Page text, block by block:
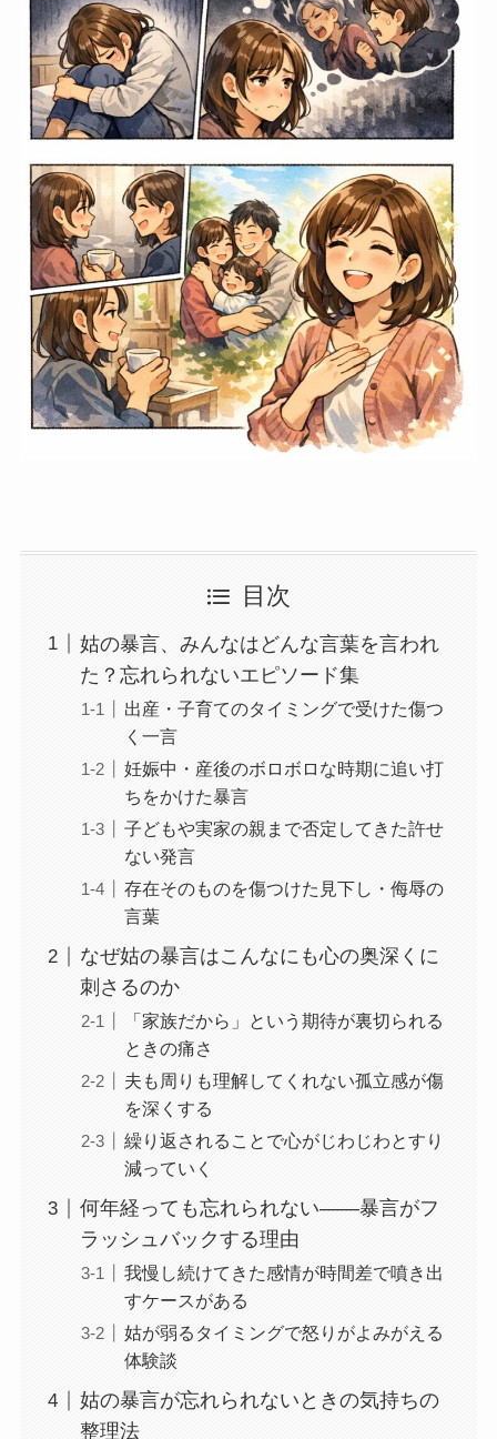
目次
姑の暴言、みんなはどんな言葉を言われ
た？忘れられないエピソード集
出産・子育てのタイミングで受けた傷つ
く一言
妊娠中・産後のボロボロな時期に追い打
ちをかけた暴言
子どもや実家の親まで否定してきた許せ
ない発言
存在そのものを傷つけた見下し・侮辱の
言葉
なぜ姑の暴言はこんなにも心の奥深くに
刺さるのか
「家族だから」という期待が裏切られる
ときの痛さ
夫も周りも理解してくれない孤立感が傷
を深くする
繰り返されることで心がじわじわとすり
減っていく
何年経っても忘れられない——暴言がフ
ラッシュバックする理由
我慢し続けてきた感情が時間差で噴き出
すケースがある
姑が弱るタイミングで怒りがよみがえる
体験談
姑の暴言が忘れられないときの気持ちの
整理法